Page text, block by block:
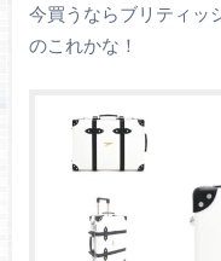
今買うならブリティッ
のこれかな！